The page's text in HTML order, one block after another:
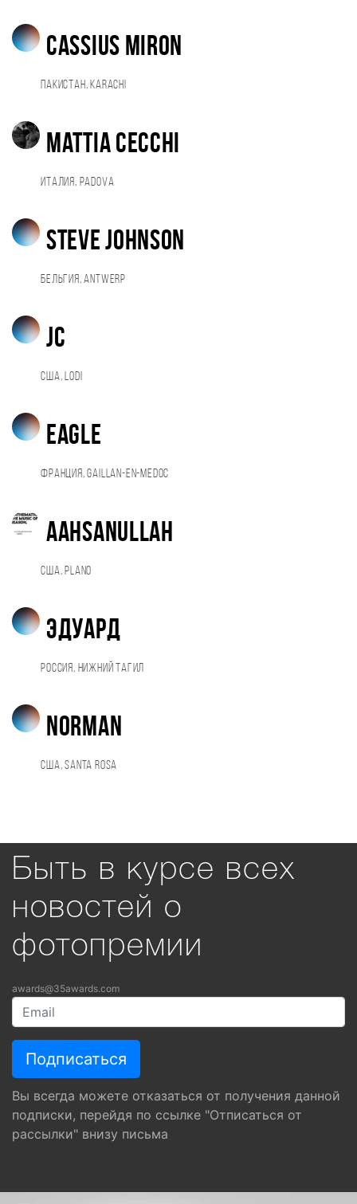
Cassius Miron
Пакистан, Karachi
Mattia Cecchi
Италия, Padova
steve johnson
Бельгия, antwerp
JC
США, Lodi
Eagle
Франция, Gaillan-en-Medoc
Aahsanullah
США, Plano
Эдуард
Россия, Нижний Тагил
Norman
США, Santa Rosa
Быть в курсе всех
новостей о
фотопремии
awards@35awards.com
Вы всегда можете отказаться от получения данной
подписки, перейдя по ссылке "Отписаться от
рассылки" внизу письма